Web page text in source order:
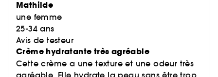
Mathilde
une femme
25-34 ans
Avis de testeur
Crème hydratante très agréable
Cette crème a une texture et une odeur très
agréable. Elle hydrate la peau sans être trop